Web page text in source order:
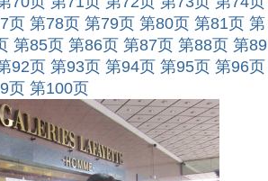
页 第78页 第79页 第80页 第81页 第
第85页 第86页 第87页 第88页 第89
92页 第93页 第94页 第95页 第96页
页 第100页